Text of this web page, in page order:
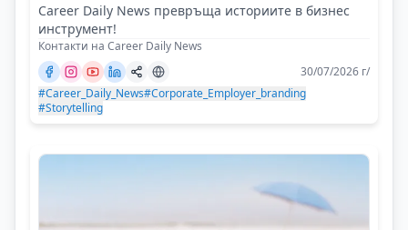
Career Daily News превръща историите в бизнес
инструмент!
Контакти на Career Daily News
30/07/2026 г/
#Career_Daily_News#Corporate_Employer_branding
#Storytelling